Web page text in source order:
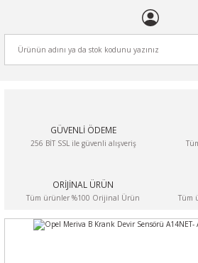
GÜVENLİ ÖDEME
256 BİT SSL ile güvenli alışveriş
ORİJİNAL ÜRÜN
Tüm ürünler %100 Orijinal Ürün Tüm